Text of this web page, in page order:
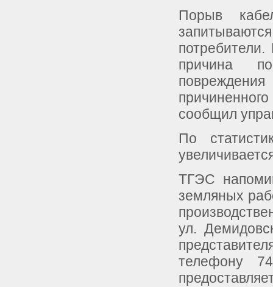
Порыв
причина
сообщил
По
ТГЭС
земляных
ул.
телефону